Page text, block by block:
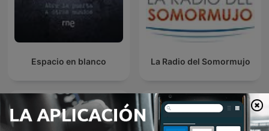
Espacio en blanco La Radio del Somormujo